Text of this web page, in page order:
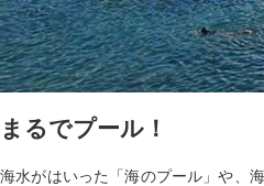
まるでプール！
海水がはいった「海のプール」や、